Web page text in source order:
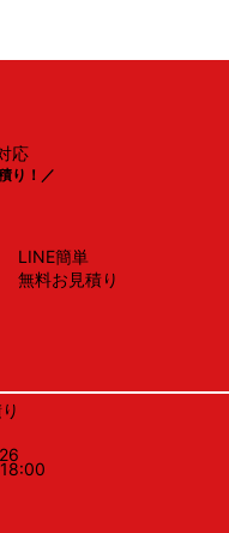
LINE簡単
無料お見積り
り！／
応